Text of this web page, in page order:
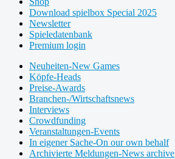
Download spielbox Special 2025
Newsletter
Spieledatenbank
Premium login
Neuheiten-New Games
Köpfe-Heads
Preise-Awards
Branchen-/Wirtschaftsnews
Interviews
Crowdfunding
Veranstaltungen-Events
In eigener Sache-On our own behalf
Archivierte Meldungen-News archive